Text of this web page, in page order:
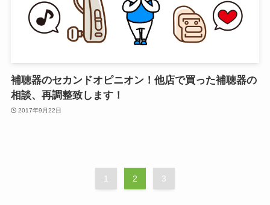
補聴器のセカンドオピニオン！他店で買った補聴器の
相談、再調整致します！
2017年9月22日
1 2 3